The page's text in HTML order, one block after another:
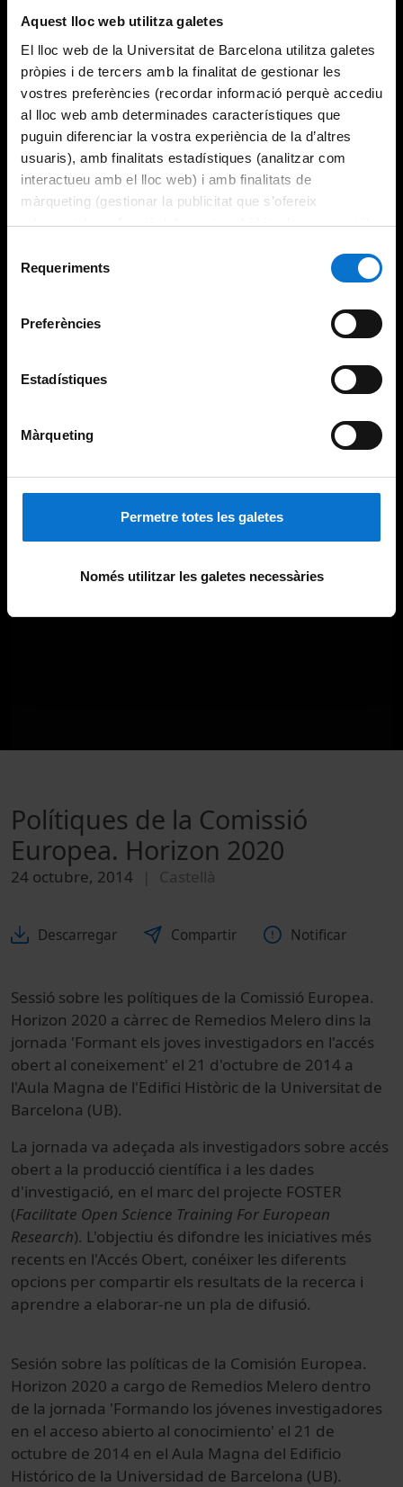
Aquest lloc web utilitza galetes
El lloc web de la Universitat de Barcelona utilitza galetes
pròpies i de tercers amb la finalitat de gestionar les
vostres preferències (recordar informació perquè accediu
al lloc web amb determinades característiques que
puguin diferenciar la vostra experiència de la d’altres
usuaris), amb finalitats estadístiques (analitzar com
interactueu amb el lloc web) i amb finalitats de
màrqueting (gestionar la publicitat que s’ofereix
adequant-la en funció dels vostres hàbits de navegació).
consultar laPolítica de galetes del lloc web de la
Requeriments
Preferències
Estadístiques
Màrqueting
Permetre totes les galetes
Només utilitzar les galetes necessàries
Polítiques de la Comissió
Europea. Horizon 2020
24 octubre, 2014 Castellà
Descarregar Compartir Notificar
Sessió sobre les polítiques de la Comissió Europea.
Horizon 2020 a càrrec de Remedios Melero dins la
jornada 'Formant els joves investigadors en l'accés
obert al coneixement' el 21 d'octubre de 2014 a
l'Aula Magna de l'Edifici Històric de la Universitat de
Barcelona (UB).
La jornada va adeçada als investigadors sobre accés
obert a la producció científica i a les dades
d'investigació, en el marc del projecte FOSTER
(Facilitate Open Science Training For European
Research). L'objectiu és difondre les iniciatives més
recents en l'Accés Obert, conéixer les diferents
opcions per compartir els resultats de la recerca i
aprendre a elaborar-ne un pla de difusió.
Sesión sobre las políticas de la Comisión Europea.
Horizon 2020 a cargo de Remedios Melero dentro
de la jornada 'Formando los jóvenes investigadores
en el acceso abierto al conocimiento' el 21 de
octubre de 2014 en el Aula Magna del Edificio
Histórico de la Universidad de Barcelona (UB).